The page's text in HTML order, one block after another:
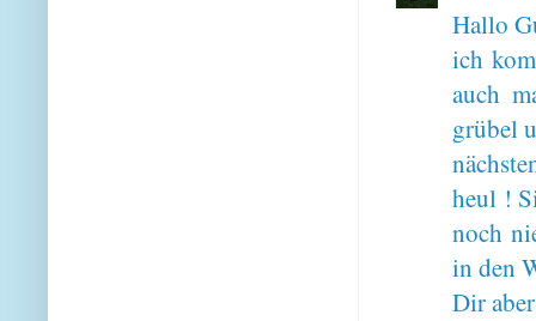
Hallo
ich
auch
grübel
heul !
noch
in den
Dir